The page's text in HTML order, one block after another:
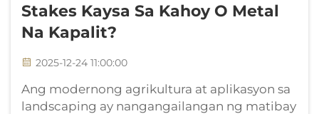
Stakes Kaysa Sa Kahoy O Metal
Na Kapalit?
2025-12-24 11:00:00
Ang modernong agrikultura at aplikasyon sa
landscaping ay nangangailangan ng matibay